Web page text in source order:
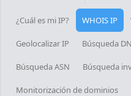
¿Cuál es mi IP? WHOIS IP
Geolocalizar IP Búsqueda
Búsqueda ASN Búsqueda
Monitorización de dominios